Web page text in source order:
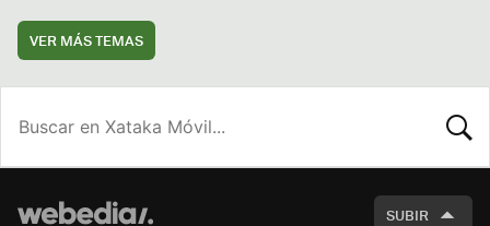
VER MÁS TEMAS
SUBIR